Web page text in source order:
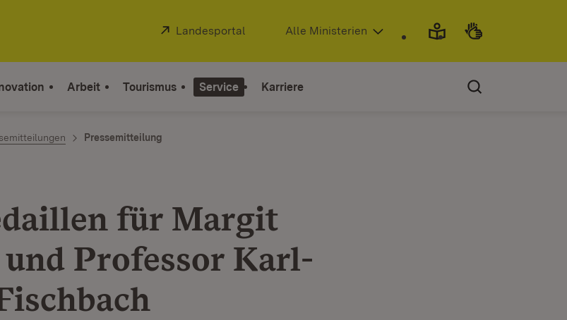
Extern:
Landesportal (Öffnet in neuem Fenster)
Alle Ministerien
Arbeit Tourismus Service Karriere
Pressemitteilung
für Margit
Professor Karl-